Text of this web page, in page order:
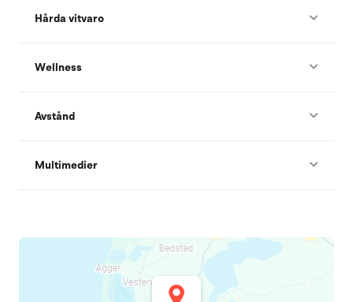
Hårda vitvaro
Wellness
Avstånd
Multimedier